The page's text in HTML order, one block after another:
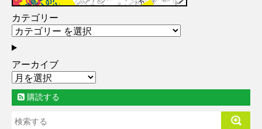
カテゴリー
アーカイブ
購読する